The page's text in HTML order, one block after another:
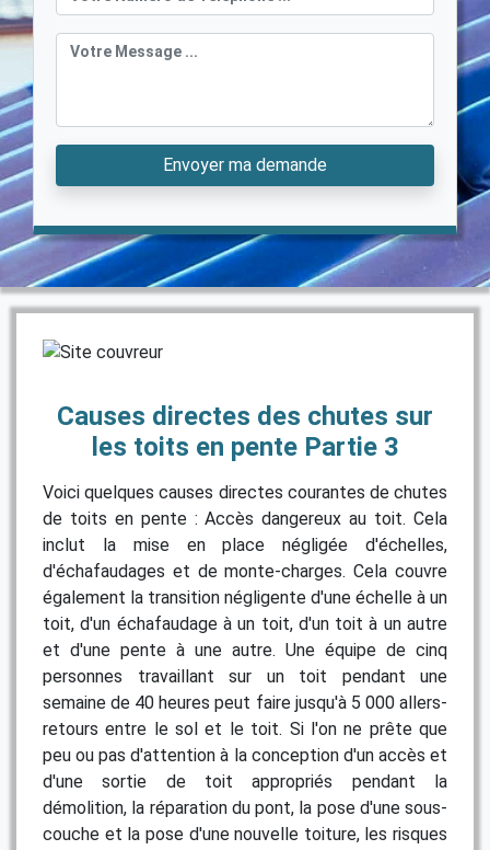
Envoyer ma demande
Causes directes des chutes sur
les toits en pente Partie 3
Voici quelques causes directes courantes de chutes
de toits en pente : Accès dangereux au toit. Cela
inclut la mise en place négligée d'échelles,
d'échafaudages et de monte-charges. Cela couvre
également la transition négligente d'une échelle à un
toit, d'un échafaudage à un toit, d'un toit à un autre
et d'une pente à une autre. Une équipe de cinq
personnes travaillant sur un toit pendant une
semaine de 40 heures peut faire jusqu'à 5 000 allers-
retours entre le sol et le toit. Si l'on ne prête que
peu ou pas d'attention à la conception d'un accès et
d'une sortie de toit appropriés pendant la
démolition, la réparation du pont, la pose d'une sous-
couche et la pose d'une nouvelle toiture, les risques